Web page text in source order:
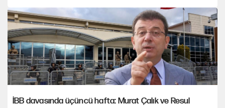
İBB davasında üçüncü hafta: Murat Çalık ve Resul